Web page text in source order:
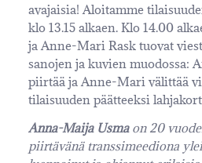
avajaisia! Aloitamme
klo 13.15 alkaen. Klo 14.00
ja Anne-Mari Rask tuovat
sanojen ja kuvien muodossa:
piirtää ja Anne-Mari välittää
tilaisuuden päätteeksi
Anna-Maija Usmaon 20
piirtävänä transsimeediona